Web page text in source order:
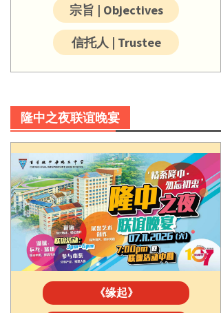
宗旨 | Objectives
信托人 | Trustee
隆中之夜联谊晚宴
《缘起》